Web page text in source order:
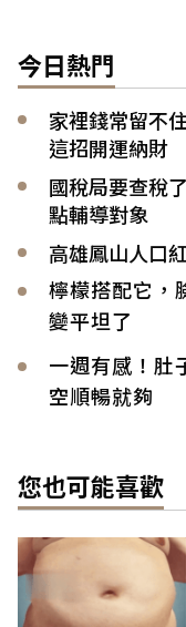
今日熱門
家裡錢常留不
這招開運納財
國稅局要查稅
點輔導對象
高雄鳳山人口
檸檬搭配它，
變平坦了
一週有感！肚
空順暢就夠
您也可能喜歡